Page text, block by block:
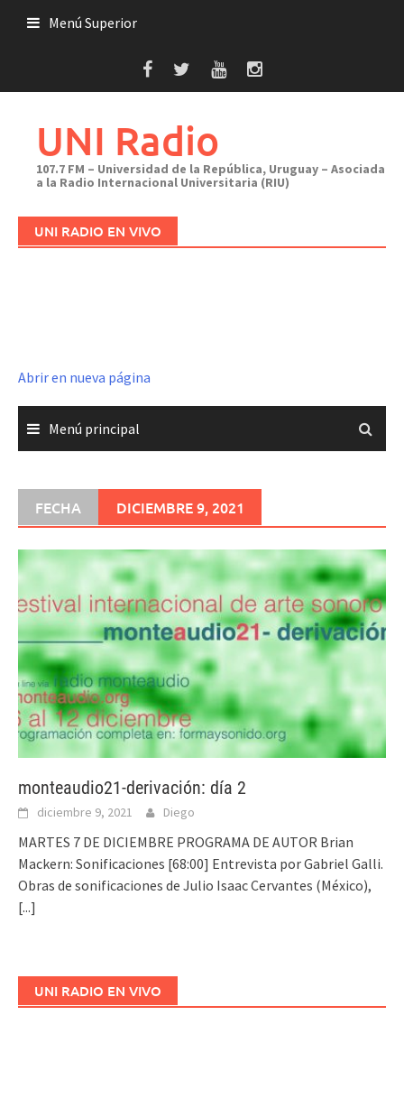
Menú Superior
UNI Radio
107.7 FM – Universidad de la República, Uruguay – Asociada
a la Radio Internacional Universitaria (RIU)
UNI RADIO EN VIVO
Abrir en nueva página
Menú principal
FECHA DICIEMBRE 9, 2021
monteaudio21-derivación: día 2
diciembre 9, 2021 Diego
MARTES 7 DE DICIEMBRE PROGRAMA DE AUTOR Brian
Mackern: Sonificaciones [68:00] Entrevista por Gabriel Galli.
Obras de sonificaciones de Julio Isaac Cervantes (México),
[...]
UNI RADIO EN VIVO